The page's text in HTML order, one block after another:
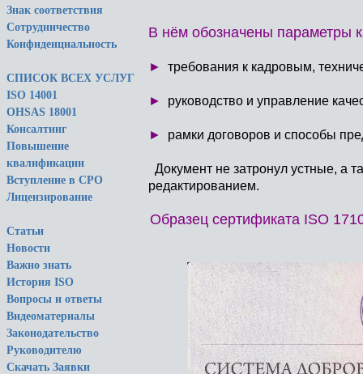
Знак соответствия
Сотрудничество
Конфиденциальность
СПИСОК ВСЕХ УСЛУГ
ISO 14001
OHSAS 18001
Консалтинг
Повышение
квалификации
Вступление в СРО
Лицензирование
Статьи
Новости
Важно знать
История ISO
Вопросы и ответы
Видеоматериалы
Законодательство
Руководителю
Скачать Заявки
В нём обозначены параметры
► требования к кадровым,
► руководство и управление
► рамки договоров и способы
Документ не затронул устные, а
редактированием.
Образец сертификата ISO